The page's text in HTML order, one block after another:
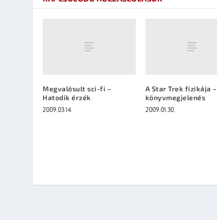
Megvalósult sci-fi –
Hatodik érzék
2009.03.14.
A Star Trek fizikája –
könyvmegjelenés
2009.01.30.